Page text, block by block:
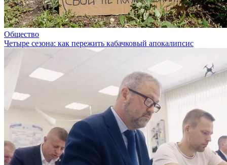
Общество
Четыре сезона: как пережить кабачковый апокалипсис